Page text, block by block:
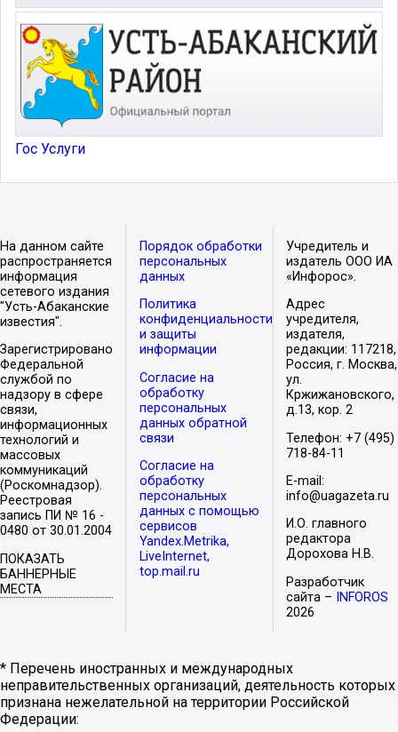
Гос Услуги
На данном сайте
распространяется
информация
сетевого издания
"Усть-Абаканские
известия".
Зарегистрировано
Федеральной
службой по
надзору в сфере
связи,
информационных
технологий и
массовых
коммуникаций
(Роскомнадзор).
Реестровая
запись ПИ № 16 -
0480 от 30.01.2004
ПОКАЗАТЬ
БАННЕРНЫЕ
МЕСТА
Порядок обработки
персональных
данных
Политика
конфиденциальности
и защиты
информации
Согласие на
обработку
персональных
данных обратной
связи
Согласие на
обработку
персональных
данных с помощью
сервисов
Yandex.Metrika,
LiveInternet,
top.mail.ru
Учредитель и
издатель ООО ИА
«Инфорос».
Адрес
учредителя,
издателя,
редакции: 117218,
Россия, г. Москва,
ул.
Кржижановского,
д.13, кор. 2
Телефон: +7 (495)
718-84-11
E-mail:
info@uagazeta.ru
И.О. главного
редактора
Дорохова Н.В.
Разработчик
сайта –
INFOROS
2026
* Перечень иностранных и международных
неправительственных организаций, деятельность которых
признана нежелательной на территории Российской
Федерации: